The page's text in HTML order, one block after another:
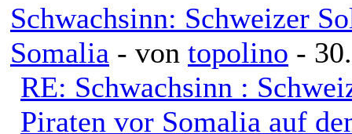
Schwachsinn: Schweizer
Somalia - von topolino -
RE: Schwachsinn :
Piraten vor Somalia auf